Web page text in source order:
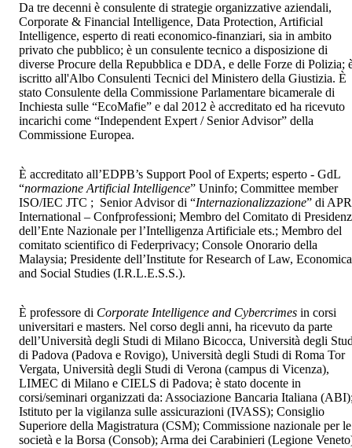
Da tre decenni è consulente di strategie organizzative aziendali,
Corporate & Financial Intelligence, Data Protection, Artificial
Intelligence, esperto di reati economico-finanziari, sia in ambito
privato che pubblico; è un consulente tecnico a disposizione di
diverse Procure della Repubblica e DDA, e delle Forze di Polizia;
iscritto all'Albo Consulenti Tecnici del Ministero della Giustizia. È
stato Consulente della Commissione Parlamentare bicamerale di
Inchiesta sulle “EcoMafie” e dal 2012 è accreditato ed ha ricevuto
incarichi come “Independent Expert / Senior Advisor” della
Commissione Europea.
È accreditato all’EDPB’s Support Pool of Experts; esperto - GdL
“normazione Artificial Intelligence” Uninfo; Committee member
ISO/IEC JTC ; Senior Advisor di “Internazionalizzazione” di
International – Confprofessioni; Membro del Comitato di
dell’Ente Nazionale per l’Intelligenza Artificiale ets.; Membro del
comitato scientifico di Federprivacy; Console Onorario della
Malaysia; Presidente dell’Institute for Research of Law,
and Social Studies (I.R.L.E.S.S.).
È professore di Corporate Intelligence and Cybercrimes in corsi
universitari e masters. Nel corso degli anni, ha ricevuto da parte
dell’Università degli Studi di Milano Bicocca, Università degli
di Padova (Padova e Rovigo), Università degli Studi di Roma Tor
Vergata, Università degli Studi di Verona (campus di Vicenza),
LIMEC di Milano e CIELS di Padova; è stato docente in
corsi/seminari organizzati da: Associazione Bancaria Italiana
Istituto per la vigilanza sulle assicurazioni (IVASS); Consiglio
Superiore della Magistratura (CSM); Commissione nazionale per le
società e la Borsa (Consob); Arma dei Carabinieri (Legione